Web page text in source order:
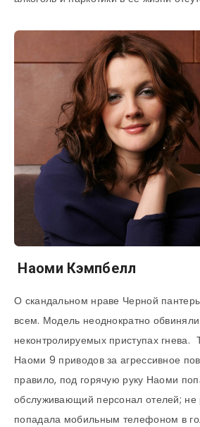
Наоми Кэмпбелл
О скандальном нраве Черной
всем. Модель неоднократно
неконтролируемых приступах гнева.
Наоми 9 приводов за агрессивное
правило, под горячую руку Наоми
обслуживающий персонал отелей; не
попадала мобильным телефоном в